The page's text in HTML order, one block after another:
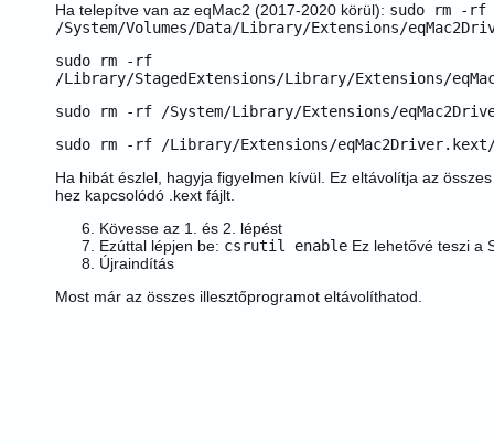
Ha telepítve van az eqMac2 (2017-2020 körül): sudo rm -rf
/System/Volumes/Data/Library/Extensions/
sudo rm -rf
/Library/StagedExtensions/Library/Extensions/
sudo rm -rf /System/Library/Extensions/
sudo rm -rf /Library/Extensions/
Ha hibát észlel, hagyja figyelmen kívül. Ez eltávolítja az
hez kapcsolódó .kext fájlt.
Kövesse az 1. és 2. lépést
Ezúttal lépjen be: csrutil enable Ez lehetővé teszi a
Újraindítás
Most már az összes illesztőprogramot eltávolíthatod.